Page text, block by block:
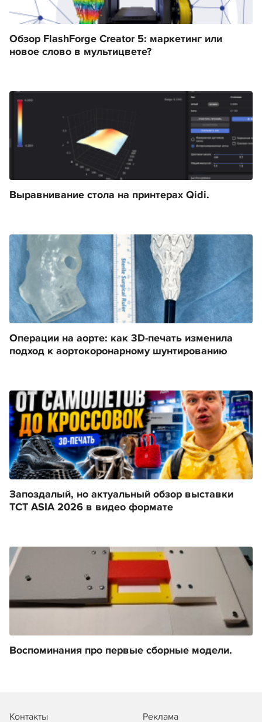
Обзор FlashForge Creator 5: маркетинг или
новое слово в мультицвете?
Выравнивание стола на принтерах Qidi.
Операции на аорте: как 3D-печать изменила
подход к аортокоронарному шунтированию
Запоздалый, но актуальный обзор выставки
TCT ASIA 2026 в видео формате
Воспоминания про первые сборные модели.
Контакты Реклама